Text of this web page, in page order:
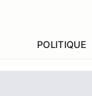
POLITIQUE